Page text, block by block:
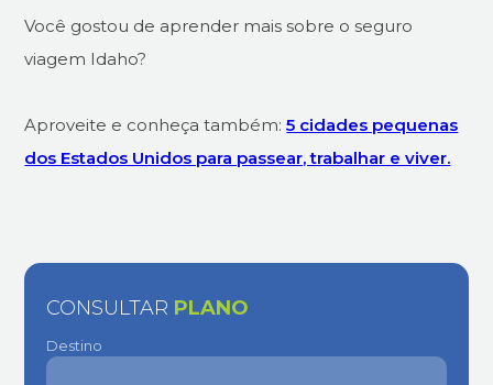
Você gostou de aprender mais sobre o seguro
viagem Idaho?
Aproveite e conheça também:5 cidades pequenas
dos Estados Unidos para passear, trabalhar e viver.
CONSULTAR PLANO
Destino